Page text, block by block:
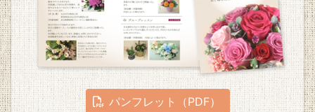
パンフレット（PDF）